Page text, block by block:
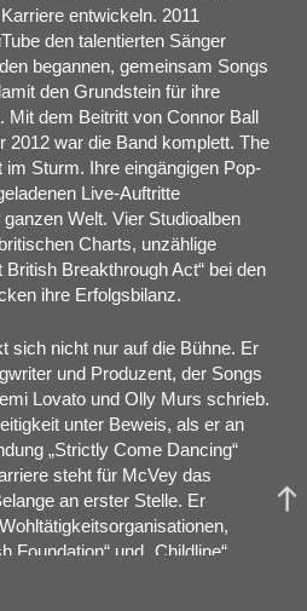
entwickeln. 2011
den talentierten Sänger
begannen, gemeinsam Songs
den Grundstein für ihre
Mit dem Beitritt von Connor Ball
2012 war die Band komplett. The
Sturm. Ihre eingängigen Pop-
Live-Auftritte
Welt. Vier Studioalben
Charts, unzählige
Breakthrough Act“ bei den
ihre Erfolgsbilanz.
sich nicht nur auf die Bühne. Er
und Produzent, der Songs
Lovato und Olly Murs schrieb.
unter Beweis, als er an
„Strictly Come Dancing“
steht für McVey das
an erster Stelle. Er
Foundation“ und „Childline“.